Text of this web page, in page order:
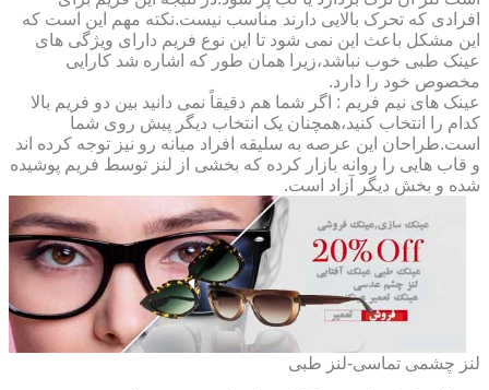
افرادی که تحرک بالایی دارند مناسب نیست.نکته مهم این است که
این مشکل باعث این نمی شود تا این نوع فریم دارای ویژگی های
عینک طبی خوب نباشد،زیرا همان طور که اشاره شد کارایی
مخصوص خود را دارد.
عینک های نیم فریم : اگر شما هم دقیقاً نمی دانید بین دو فریم بالا
کدام را انتخاب کنید،همچنان یک انتخاب دیگر پیش روی شما
است.طراحان این عرصه به سلیقه افراد میانه رو نیز توجه کرده اند
و قاب هایی را روانه بازار کرده که بخشی از لنز توسط فریم پوشیده
شده و بخش دیگر آزاد است.
لنز چشمی تماسی-لنز طبی